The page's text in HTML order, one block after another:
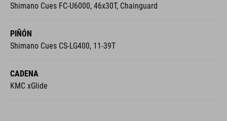
Shimano Cues FC-U6000, 46x30T, Chainguard
PIÑÓN
Shimano Cues CS-LG400, 11-39T
CADENA
KMC xGlide